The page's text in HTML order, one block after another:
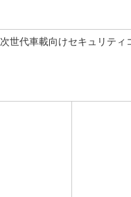
次世代車載向けセキュリティ